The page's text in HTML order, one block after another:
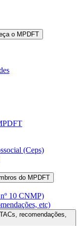
o MPDFT
(Ceps)
do MPDFT
10 CNMP)
etc)
recomendações,